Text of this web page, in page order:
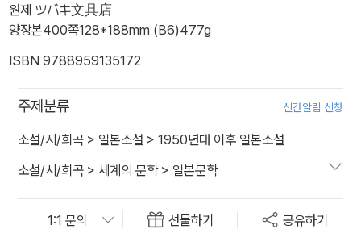
원제 ツバキ文具店
양장본400쪽128*188mm (B6)477g
ISBN 9788959135172
주제분류 신간알림 신청
소설/시/희곡 > 일본소설 > 1950년대 이후 일본소설
소설/시/희곡 > 세계의 문학> 일본문학
선물하기 공유하기